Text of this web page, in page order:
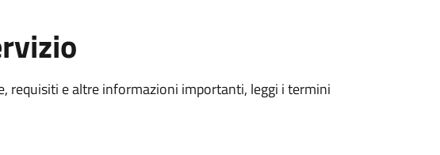
requisiti e altre informazioni importanti, leggi i termini